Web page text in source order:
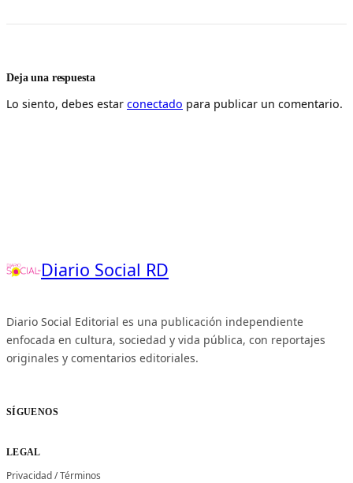
Deja una respuesta
Lo siento, debes estar conectado para publicar un comentario.
Diario Social RD
Diario Social Editorial es una publicación independiente
enfocada en cultura, sociedad y vida pública, con reportajes
originales y comentarios editoriales.
SÍGUENOS
LEGAL
Privacidad/Términos